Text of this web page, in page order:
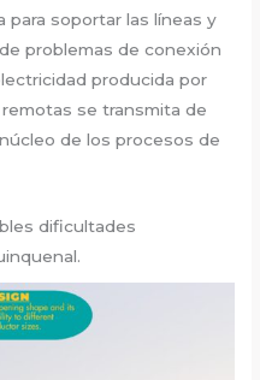
para soportar las líneas y
problemas de conexión
producida por
se transmita de
de los procesos de
dificultades